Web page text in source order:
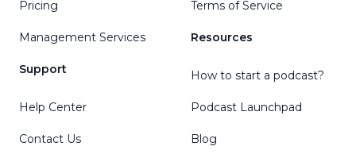
Pricing
Management Services
Support
Help Center
Contact Us
Terms of Service
Resources
How to start a podcast?
Podcast Launchpad
Blog